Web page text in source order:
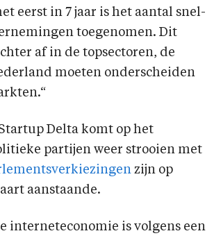
eerst in 7 jaar is het aantal snel-
toegenomen. Dit
af in de topsectoren, de
moeten onderscheiden
Delta komt op het
partijen weer strooien met
zijn op
aanstaande.
interneteconomie is volgens een